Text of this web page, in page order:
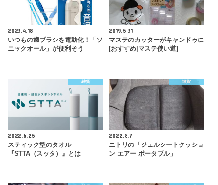
2023.4.18
いつもの歯ブラシを電動化！「ソ
ニックオール」が便利そう
2019.5.31
マステのカッターがキャンドゥに
[おすすめ|マステ使い道]
雑貨
2022.6.25
スティック型のタオル
『STTA（スッタ）』とは
雑貨
2022.8.7
ニトリの「ジェルシートクッショ
ン エアー ポータブル」